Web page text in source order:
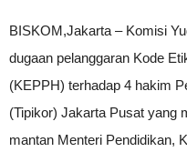
BISKOM,Jakarta – Komisi
dugaan pelanggaran Kode
(KEPPH) terhadap 4 hakim
(Tipikor) Jakarta Pusat yang
mantan Menteri Pendidikan,